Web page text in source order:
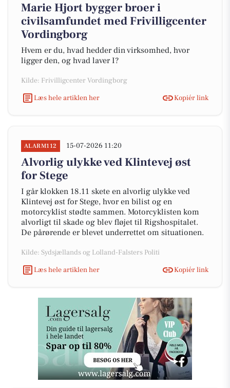
Marie Hjort bygger broer i
civilsamfundet med Frivilligcenter
Vordingborg
Hvem er du, hvad hedder din virksomhed, hvor
ligger den, og hvad laver I?
Kilde: Frivilligcenter Vordingborg
Læs hele artiklen her
Kopiér link
ALARM112 15-07-2026 11:20
Alvorlig ulykke ved Klintevej øst
for Stege
I går klokken 18.11 skete en alvorlig ulykke ved
Klintevej øst for Stege, hvor en bilist og en
motorcyklist stødte sammen. Motorcyklisten kom
alvorligt til skade og blev fløjet til Rigshospitalet.
De pårørende er blevet underrettet om situationen.
Kilde: Sydsjællands og Lolland-Falsters Politi
Læs hele artiklen her
Kopiér link